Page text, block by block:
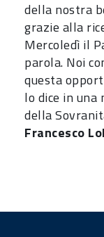
della nostra
grazie alla
Mercoledì il
parola. Noi
questa
lo dice in
della
Francesco